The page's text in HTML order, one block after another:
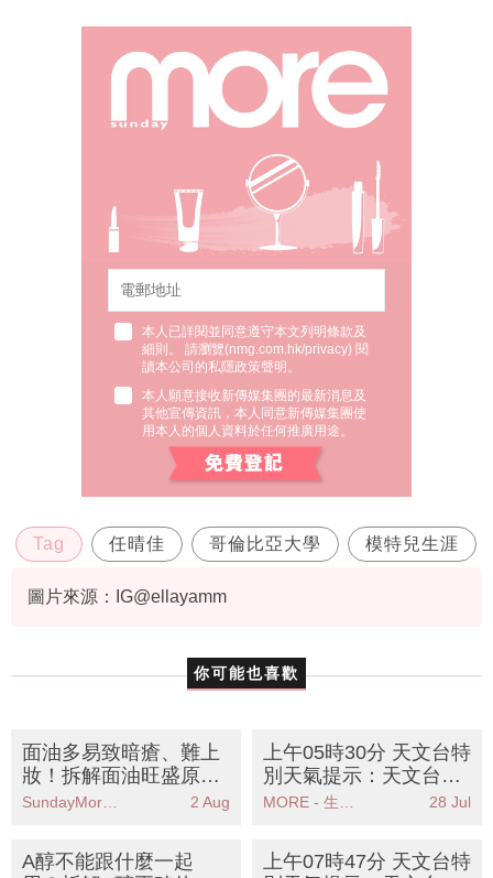
本人已詳閱並同意遵守本文列明條款及
細則。 請瀏覽(nmg.com.hk/privacy) 閱
讀本公司的私隱政策聲明。
本人願意接收新傳媒集團的最新消息及
其他宣傳資訊，本人同意新傳媒集團使
用本人的個人資料於任何推廣用途。
Tag 任晴佳 哥倫比亞大學 模特兒生涯
圖片來源：IG@ellayamm
你可能也喜歡
面油多易致暗瘡、難上
妝！拆解面油旺盛原因
+改善方法+控油產品推
2 Aug
上午05時30分 天文台特
別天氣提示：天文台提
醒珠江口雨區逐漸靠近
28 Jul
A醇不能跟什麼一起
上午07時47分 天文台特